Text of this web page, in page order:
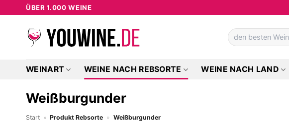
springen
ÜBER 1.000 WEINE
Suchen
nach:
WEINART WEINE NACH REBSORTE WEINE NACH LAND
Weißburgunder
Start » Produkt Rebsorte » Weißburgunder